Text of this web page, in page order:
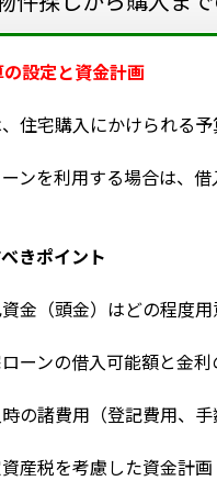
設定と資金計画
住宅購入にかけられる予
ンを利用する場合は、
きポイント
金（頭金）はどの程度
ーンの借入可能額と金
の諸費用（登記費用、
産税を考慮した資金計画